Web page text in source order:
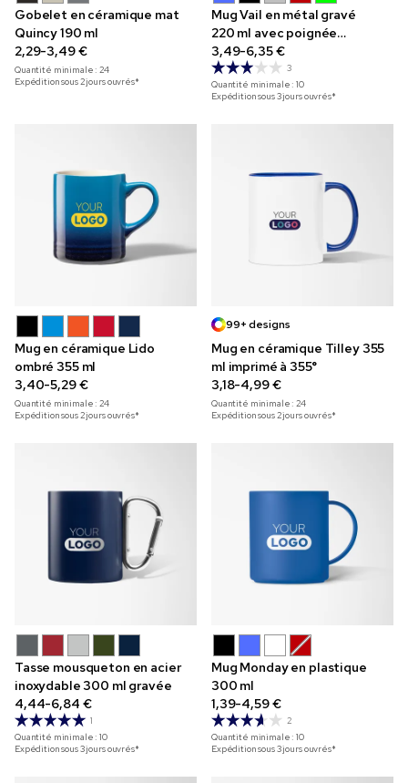
Gobelet en céramique mat
Quincy 190 ml
2,29-3,49 €
Quantité minimale :24
Expédition sous 2 jours ouvrés*
Mug Vail en métal gravé
220 ml avec poignée
mousqueton
3,49-6,35 €
3
Quantité minimale :10
Expédition sous 3 jours ouvrés*
Mug en céramique Lido
ombré 355 ml
3,40-5,29 €
Quantité minimale :24
Expédition sous 2 jours ouvrés*
99+ designs
Mug en céramique Tilley 355
ml imprimé à 355°
3,18-4,99 €
Quantité minimale :24
Expédition sous 2 jours ouvrés*
Tasse mousqueton en acier
inoxydable 300 ml gravée
4,44-6,84 €
1
Quantité minimale :10
Expédition sous 3 jours ouvrés*
Mug Monday en plastique
300 ml
1,39-4,59 €
2
Quantité minimale :10
Expédition sous 3 jours ouvrés*